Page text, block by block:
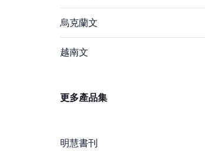
烏克蘭文
越南文
更多產品集
明慧書刊